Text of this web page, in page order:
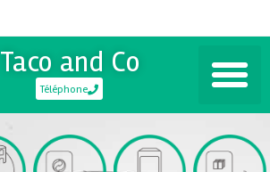
Taco and Co
Téléphone